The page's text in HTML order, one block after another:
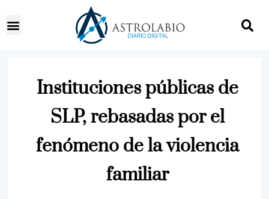
Instituciones públicas de
SLP, rebasadas por el
fenómeno de la violencia
familiar